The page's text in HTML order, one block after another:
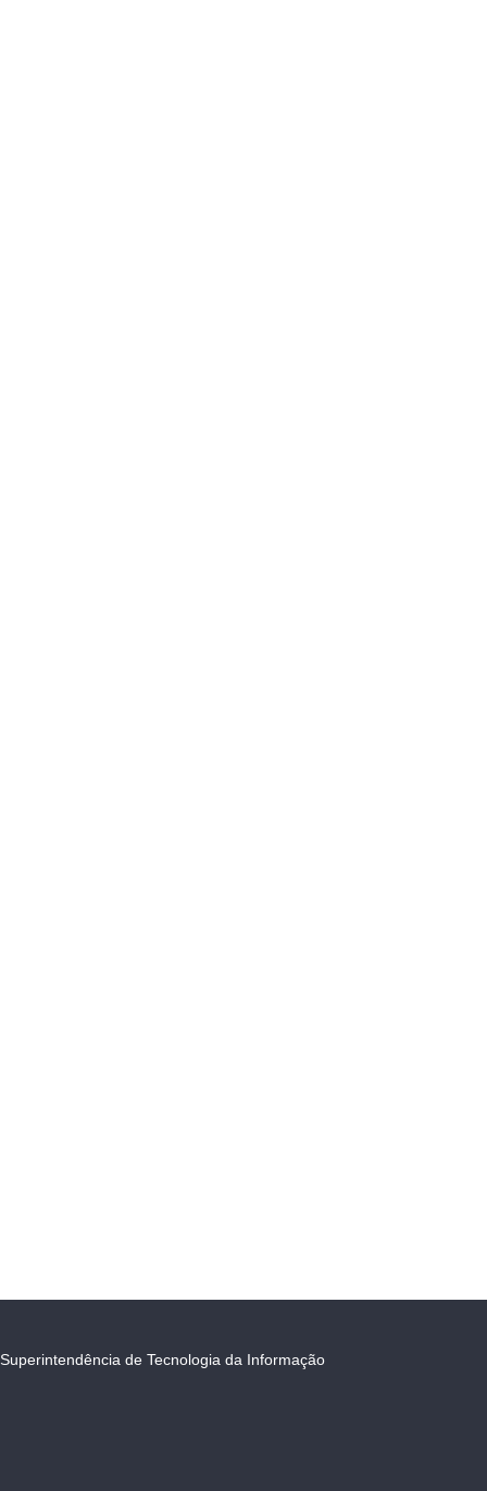
Superintendência de Tecnologia da Informação